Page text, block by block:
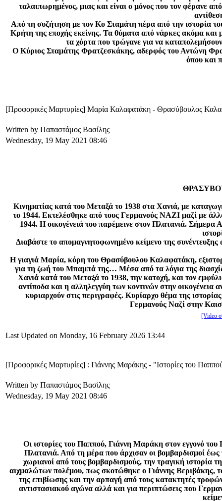
ταλαιπωρημένος, μιας και είναι ο μόνος που τον φέρανε
Από τη συζήτηση με τον Κο Σταμάτη πέρα από την ιστορία
Κρήτη της εποχής εκείνης. Τα θύματα από νάρκες ακόμα
τα χόρτα που τρώγανε για να
Ο Κύριος Σταμάτης Φρατζεσκάκης, αδερφός του Αντώνη
όπου και
[Προφορικές Μαρτυρίες] Μαρία Καλαφατάκη - Θρασύβουλος
Written by Παπαστάμος Βασίλης
Wednesday, 19 May 2021 08:46
Κινηματίας κατά του Μεταξά το 1938 στα Χανιά, με
το 1944. Εκτελέσθηκε από τους Γερμανούς ΝΑΖΙ μαζί με
1944. Η οικογένειά του παρέμεινε στον Πλατανιά.
Διαβάστε το απομαγνητοφωνημένο κείμενο της
Η γιαγιά Μαρία, κόρη του Θρασύβουλου Καλαφατάκη,
για τη ζωή του Μπαμπά της… Μέσα από τα λόγια της
Χανιά κατά του Μεταξά το 1938, την κατοχή, και τον
αντίποδα και η αλληλεγγύη των κοντινών στην οικογένεια
κυριαρχούν στις περιγραφές. Κυρίαρχο θέμα της
Γερμανούς Ναζί στην
[Video
Last Updated on Monday, 16 February 2026 13:44
[Προφορικές Μαρτυρίες] : Γιάννης Μαράκης - "Ιστορίες του
Written by Παπαστάμος Βασίλης
Wednesday, 19 May 2021 08:46
Οι ιστορίες του Παππού, Γιάννη Μαράκη στον εγγονό
Πλατανιά. Από τη μέρα που άρχισαν οι βομβαρδισμοί
χωριανοί από τους βομβαρδισμούς, την τραγική ιστορία
αιχμαλώτων πολέμου, πως σκοτώθηκε ο Γιάννης Βεριβάκης,
της επιβίωσης και την αρπαγή από τους κατακτητές
αντιστασιακού αγώνα αλλά και για περιπτώσεις που